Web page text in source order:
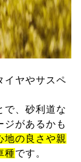
イヤやサスペ
で、砂利道な
ジがあるかも
地の良さや親
種です。